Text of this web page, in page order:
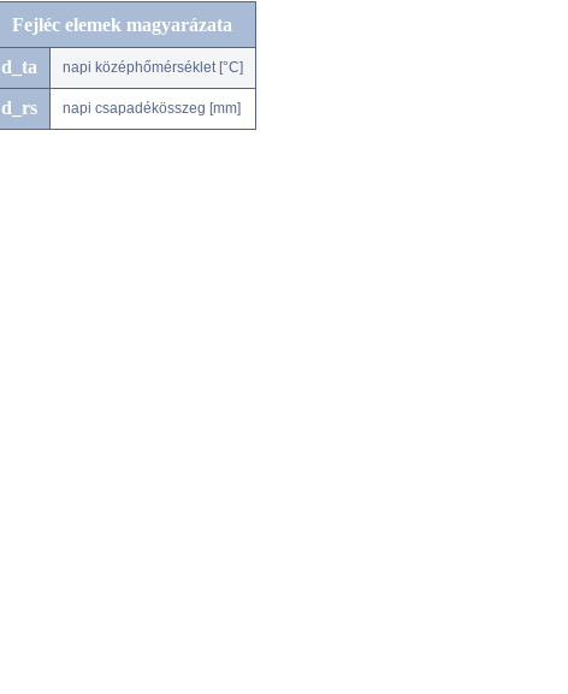
Fejléc elemek magyarázata
d_ta napi középhőmérséklet [°C]
d_rs napi csapadékösszeg [mm]